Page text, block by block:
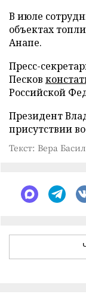
В июле
объектах
Анапе.
Пресс-
Песков
Российской
Президент
присутствии
Текст: Вера